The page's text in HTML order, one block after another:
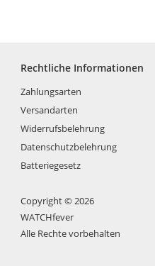
Rechtliche Informationen
Zahlungsarten
Versandarten
Widerrufsbelehrung
Datenschutzbelehrung
Batteriegesetz
Copyright © 2026
WATCHfever
Alle Rechte vorbehalten